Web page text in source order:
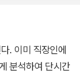
. 이미 직장인에
분석하여 단시간